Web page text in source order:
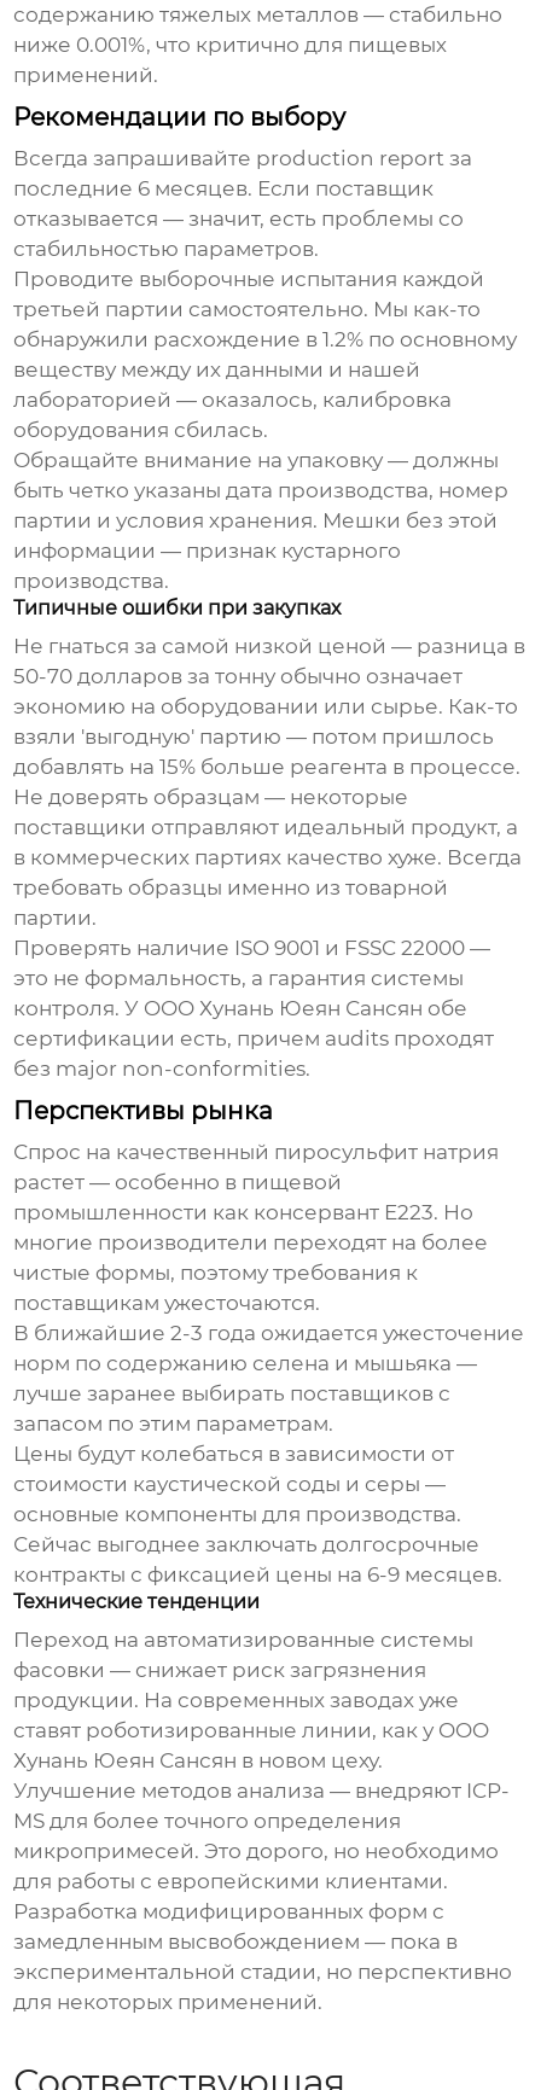
содержанию тяжелых металлов — стабильно
ниже 0.001%, что критично для пищевых
применений.
Рекомендации по выбору
Всегда запрашивайте production report за
последние 6 месяцев. Если поставщик
отказывается — значит, есть проблемы со
стабильностью параметров.
Проводите выборочные испытания каждой
третьей партии самостоятельно. Мы как-то
обнаружили расхождение в 1.2% по основному
веществу между их данными и нашей
лабораторией — оказалось, калибровка
оборудования сбилась.
Обращайте внимание на упаковку — должны
быть четко указаны дата производства, номер
партии и условия хранения. Мешки без этой
информации — признак кустарного
производства.
Типичные ошибки при закупках
Не гнаться за самой низкой ценой — разница в
50-70 долларов за тонну обычно означает
экономию на оборудовании или сырье. Как-то
взяли 'выгодную' партию — потом пришлось
добавлять на 15% больше реагента в процессе.
Не доверять образцам — некоторые
поставщики отправляют идеальный продукт, а
в коммерческих партиях качество хуже. Всегда
требовать образцы именно из товарной
партии.
Проверять наличие ISO 9001 и FSSC 22000 —
это не формальность, а гарантия системы
контроля. У OOO Хунань Юеян Сансян обе
сертификации есть, причем audits проходят
без major non-conformities.
Перспективы рынка
Спрос на качественный пиросульфит натрия
растет — особенно в пищевой
промышленности как консервант E223. Но
многие производители переходят на более
чистые формы, поэтому требования к
поставщикам ужесточаются.
В ближайшие 2-3 года ожидается ужесточение
норм по содержанию селена и мышьяка —
лучше заранее выбирать поставщиков с
запасом по этим параметрам.
Цены будут колебаться в зависимости от
стоимости каустической соды и серы —
основные компоненты для производства.
Сейчас выгоднее заключать долгосрочные
контракты с фиксацией цены на 6-9 месяцев.
Технические тенденции
Переход на автоматизированные системы
фасовки — снижает риск загрязнения
продукции. На современных заводах уже
ставят роботизированные линии, как у OOO
Хунань Юеян Сансян в новом цеху.
Улучшение методов анализа — внедряют ICP-
MS для более точного определения
микропримесей. Это дорого, но необходимо
для работы с европейскими клиентами.
Разработка модифицированных форм с
замедленным высвобождением — пока в
экспериментальной стадии, но перспективно
для некоторых применений.